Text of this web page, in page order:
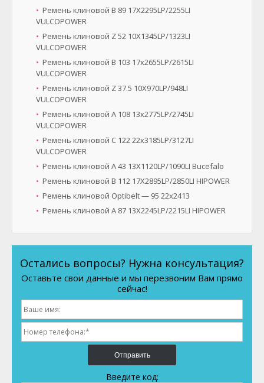
Ремень клиновой B 89 17X2295LP/2255LI
VULCOPOWER
Ремень клиновой Z 52 10X1345LP/1323LI
VULCOPOWER
Ремень клиновой B 103 17x2655LP/2615LI
VULCOPOWER
Ремень клиновой Z 37.5 10X970LP/948LI
VULCOPOWER
Ремень клиновой A 108 13x2775LP/2745LI
VULCOPOWER
Ремень клиновой C 122 22x3185LP/3127LI
VULCOPOWER
Ремень клиновой A 43 13X1120LP/1090LI Bucefalo
Ремень клиновой B 112 17X2895LP/2850LI HIPOWER
Ремень клиновой Optibelt — 95 22x2413
Ремень клиновой A 87 13X2245LP/2215LI HIPOWER
Остались вопросы? Нужна консультация?
Оставьте свои данные и мы перезвоним Вам прямо
сейчас!
Отправить
Введите код: